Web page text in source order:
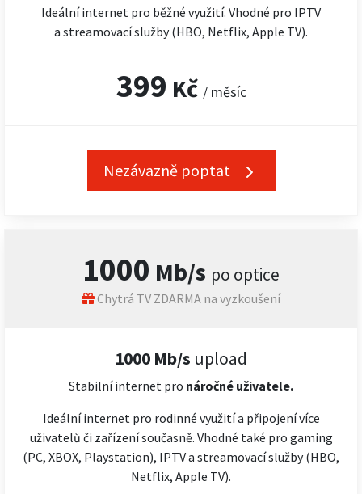
Ideální internet pro běžné využití. Vhodné pro IPTV
a streamovací služby (HBO, Netflix, Apple TV).
399 Kč / měsíc
Nezávazně poptat
1000 Mb/s po optice
Chytrá TV ZDARMA na vyzkoušení
1000 Mb/s upload
Stabilní internet pro náročné uživatele.
Ideální internet pro rodinné využití a připojení více
uživatelů či zařízení současně. Vhodné také pro gaming
(PC, XBOX, Playstation), IPTV a streamovací služby (HBO,
Netflix, Apple TV).